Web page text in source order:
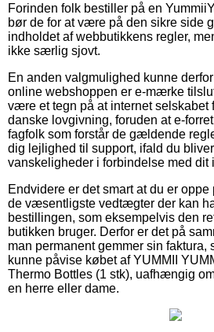
Forinden folk bestiller på en
bør de for at være på den sikre side
indholdet af webbutikkens regler,
ikke særlig sjovt.
En anden valgmulighed kunne
online webshoppen er e-mærke
være et tegn på at internet selskabet
danske lovgivning, foruden at e-
fagfolk som forstår de gældende
dig lejlighed til support, ifald du
vanskeligheder i forbindelse med dit
Endvidere er det smart at du er
de væsentligste vedtægter der kan
bestillingen, som eksempelvis den
butikken bruger. Derfor er det på
man permanent gemmer sin faktura,
kunne påvise købet af YUMMII
Thermo Bottles (1 stk), uafhængig
en herre eller dame.